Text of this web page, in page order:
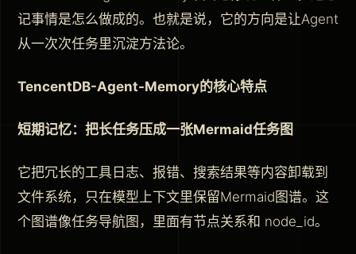
记事情是怎么做成的。也就是说，它的方向是让Agent
从一次次任务里沉淀方法论。
TencentDB-Agent-Memory的核心特点
短期记忆：把长任务压成一张Mermaid任务图
它把冗长的工具日志、报错、搜索结果等内容卸载到
文件系统，只在模型上下文里保留Mermaid图谱。这
个图谱像任务导航图，里面有节点关系和 node_id。